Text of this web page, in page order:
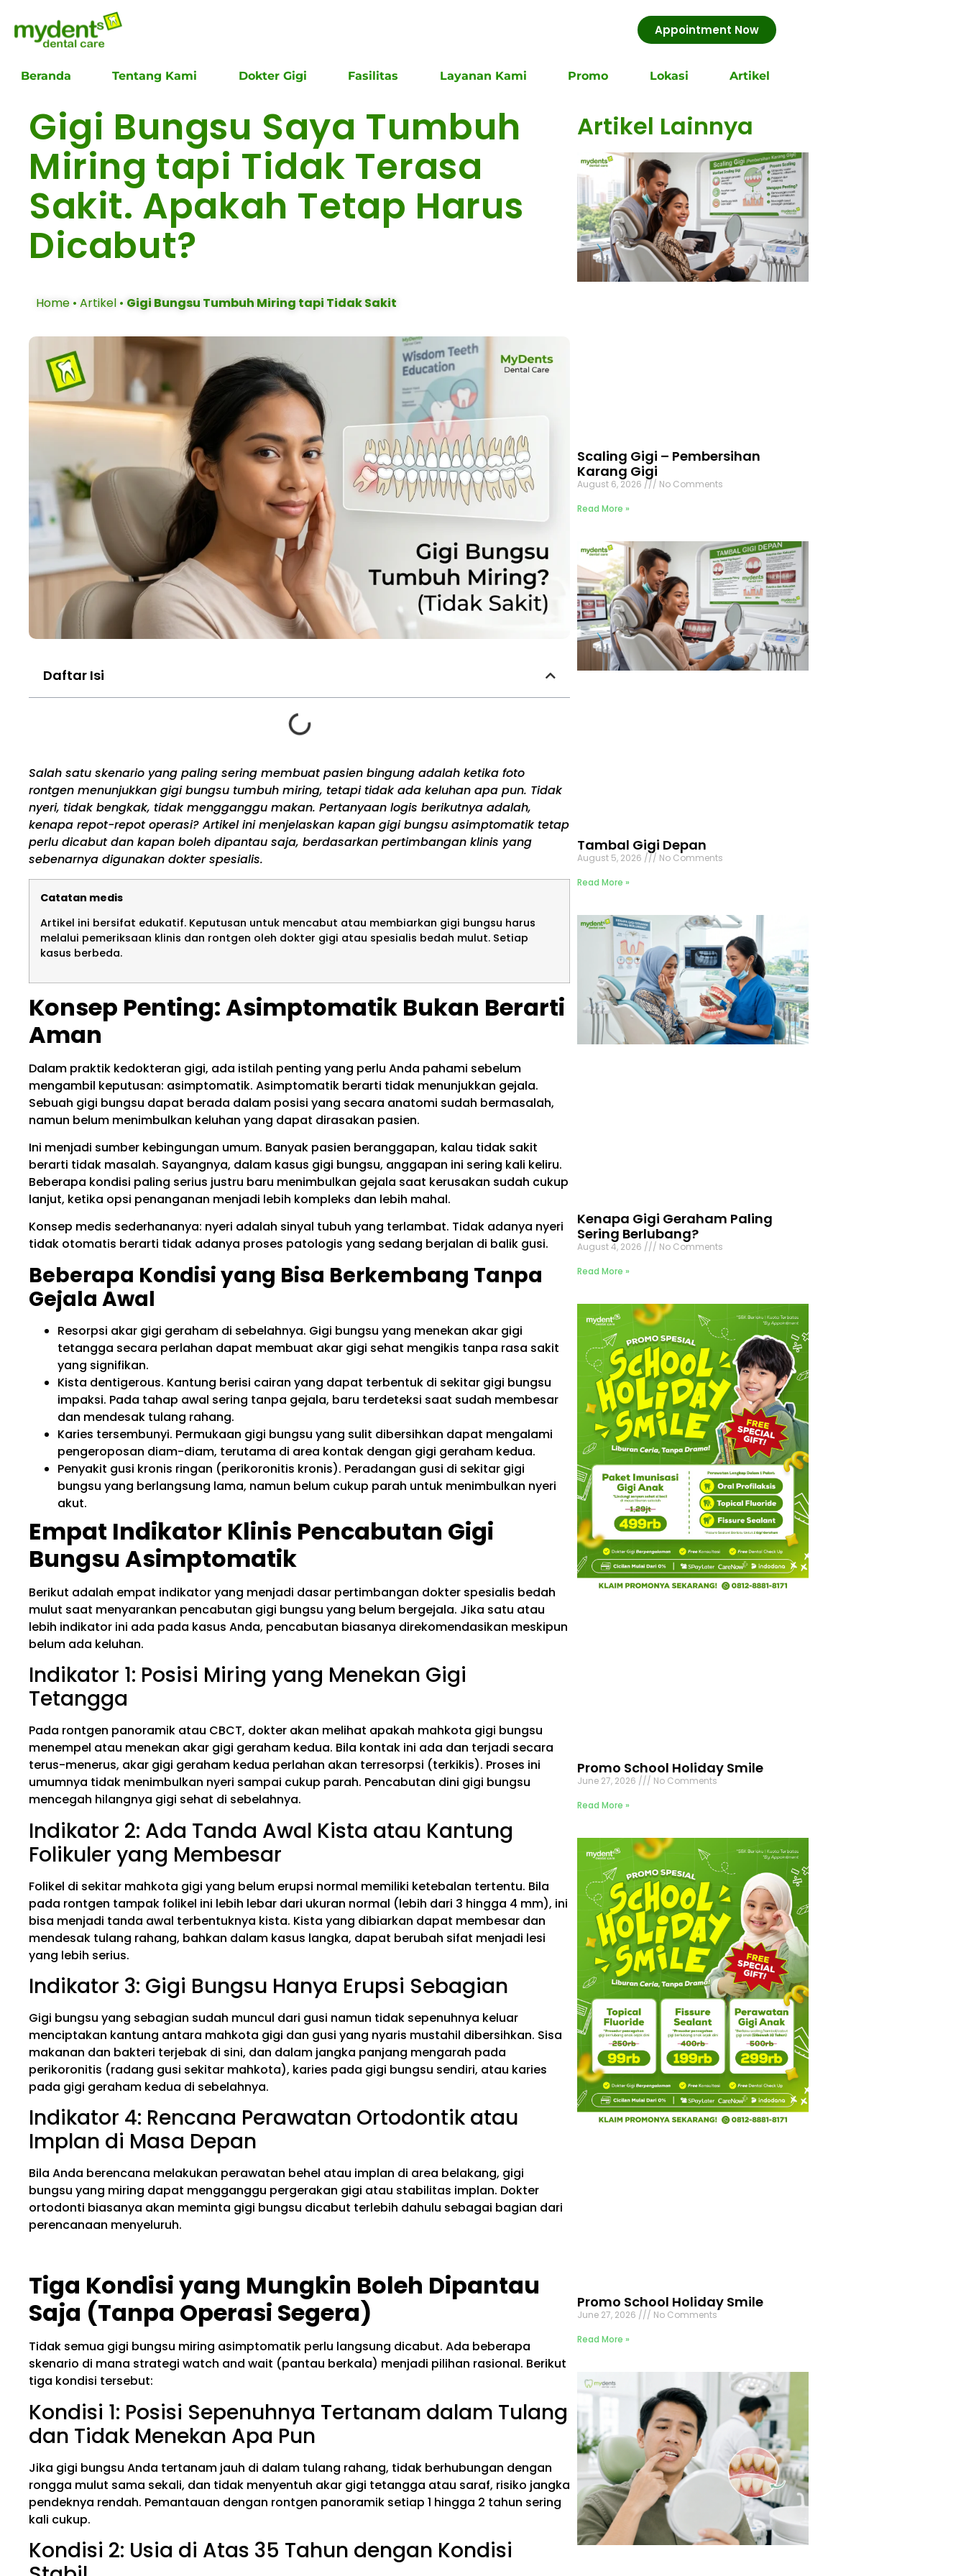
Appointment Now
Beranda Tentang Kami Dokter Gigi Fasilitas Layanan Kami Promo Lokasi Artikel
Gigi Bungsu Saya Tumbuh
Miring tapi Tidak Terasa
Sakit. Apakah Tetap Harus
Dicabut?
Home • Artikel • Gigi Bungsu Tumbuh Miring tapi Tidak Sakit
Daftar Isi
Salah satu skenario yang paling sering membuat pasien bingung adalah ketika foto
rontgen menunjukkan gigi bungsu tumbuh miring, tetapi tidak ada keluhan apa pun. Tidak
nyeri, tidak bengkak, tidak mengganggu makan. Pertanyaan logis berikutnya adalah,
kenapa repot-repot operasi? Artikel ini menjelaskan kapan gigi bungsu asimptomatik tetap
perlu dicabut dan kapan boleh dipantau saja, berdasarkan pertimbangan klinis yang
sebenarnya digunakan dokter spesialis.
Catatan medis
Artikel ini bersifat edukatif. Keputusan untuk mencabut atau membiarkan gigi bungsu harus
melalui pemeriksaan klinis dan rontgen oleh dokter gigi atau spesialis bedah mulut. Setiap
kasus berbeda.
Konsep Penting: Asimptomatik Bukan Berarti
Aman
Dalam praktik kedokteran gigi, ada istilah penting yang perlu Anda pahami sebelum
mengambil keputusan: asimptomatik. Asimptomatik berarti tidak menunjukkan gejala.
Sebuah gigi bungsu dapat berada dalam posisi yang secara anatomi sudah bermasalah,
namun belum menimbulkan keluhan yang dapat dirasakan pasien.
Ini menjadi sumber kebingungan umum. Banyak pasien beranggapan, kalau tidak sakit
berarti tidak masalah. Sayangnya, dalam kasus gigi bungsu, anggapan ini sering kali keliru.
Beberapa kondisi paling serius justru baru menimbulkan gejala saat kerusakan sudah cukup
lanjut, ketika opsi penanganan menjadi lebih kompleks dan lebih mahal.
Konsep medis sederhananya: nyeri adalah sinyal tubuh yang terlambat. Tidak adanya nyeri
tidak otomatis berarti tidak adanya proses patologis yang sedang berjalan di balik gusi.
Beberapa Kondisi yang Bisa Berkembang Tanpa
Gejala Awal
Resorpsi akar gigi geraham di sebelahnya. Gigi bungsu yang menekan akar gigi
tetangga secara perlahan dapat membuat akar gigi sehat mengikis tanpa rasa sakit
yang signifikan.
Kista dentigerous. Kantung berisi cairan yang dapat terbentuk di sekitar gigi bungsu
impaksi. Pada tahap awal sering tanpa gejala, baru terdeteksi saat sudah membesar
dan mendesak tulang rahang.
Karies tersembunyi. Permukaan gigi bungsu yang sulit dibersihkan dapat mengalami
pengeroposan diam-diam, terutama di area kontak dengan gigi geraham kedua.
Penyakit gusi kronis ringan (perikoronitis kronis). Peradangan gusi di sekitar gigi
bungsu yang berlangsung lama, namun belum cukup parah untuk menimbulkan nyeri
akut.
Empat Indikator Klinis Pencabutan Gigi
Bungsu Asimptomatik
Berikut adalah empat indikator yang menjadi dasar pertimbangan dokter spesialis bedah
mulut saat menyarankan pencabutan gigi bungsu yang belum bergejala. Jika satu atau
lebih indikator ini ada pada kasus Anda, pencabutan biasanya direkomendasikan meskipun
belum ada keluhan.
Indikator 1: Posisi Miring yang Menekan Gigi
Tetangga
Pada rontgen panoramik atau CBCT, dokter akan melihat apakah mahkota gigi bungsu
menempel atau menekan akar gigi geraham kedua. Bila kontak ini ada dan terjadi secara
terus-menerus, akar gigi geraham kedua perlahan akan terresorpsi (terkikis). Proses ini
umumnya tidak menimbulkan nyeri sampai cukup parah. Pencabutan dini gigi bungsu
mencegah hilangnya gigi sehat di sebelahnya.
Indikator 2: Ada Tanda Awal Kista atau Kantung
Folikuler yang Membesar
Folikel di sekitar mahkota gigi yang belum erupsi normal memiliki ketebalan tertentu. Bila
pada rontgen tampak folikel ini lebih lebar dari ukuran normal (lebih dari 3 hingga 4 mm), ini
bisa menjadi tanda awal terbentuknya kista. Kista yang dibiarkan dapat membesar dan
mendesak tulang rahang, bahkan dalam kasus langka, dapat berubah sifat menjadi lesi
yang lebih serius.
Indikator 3: Gigi Bungsu Hanya Erupsi Sebagian
Gigi bungsu yang sebagian sudah muncul dari gusi namun tidak sepenuhnya keluar
menciptakan kantung antara mahkota gigi dan gusi yang nyaris mustahil dibersihkan. Sisa
makanan dan bakteri terjebak di sini, dan dalam jangka panjang mengarah pada
perikoronitis (radang gusi sekitar mahkota), karies pada gigi bungsu sendiri, atau karies
pada gigi geraham kedua di sebelahnya.
Indikator 4: Rencana Perawatan Ortodontik atau
Implan di Masa Depan
Bila Anda berencana melakukan perawatan behel atau implan di area belakang, gigi
bungsu yang miring dapat mengganggu pergerakan gigi atau stabilitas implan. Dokter
ortodonti biasanya akan meminta gigi bungsu dicabut terlebih dahulu sebagai bagian dari
perencanaan menyeluruh.
Tiga Kondisi yang Mungkin Boleh Dipantau
Saja (Tanpa Operasi Segera)
Tidak semua gigi bungsu miring asimptomatik perlu langsung dicabut. Ada beberapa
skenario di mana strategi watch and wait (pantau berkala) menjadi pilihan rasional. Berikut
tiga kondisi tersebut:
Kondisi 1: Posisi Sepenuhnya Tertanam dalam Tulang
dan Tidak Menekan Apa Pun
Jika gigi bungsu Anda tertanam jauh di dalam tulang rahang, tidak berhubungan dengan
rongga mulut sama sekali, dan tidak menyentuh akar gigi tetangga atau saraf, risiko jangka
pendeknya rendah. Pemantauan dengan rontgen panoramik setiap 1 hingga 2 tahun sering
kali cukup.
Kondisi 2: Usia di Atas 35 Tahun dengan Kondisi
Artikel Lainnya
Scaling Gigi – Pembersihan
Karang Gigi
August 6, 2026
No Comments
Read More »
Tambal Gigi Depan
August 5, 2026
No Comments
Read More »
Kenapa Gigi Geraham Paling
Sering Berlubang?
August 4, 2026
No Comments
Read More »
Promo School Holiday Smile
June 27, 2026
No Comments
Read More »
Promo School Holiday Smile
June 27, 2026
No Comments
Read More »